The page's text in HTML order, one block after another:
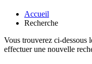
Accueil
Recherche
Vous trouverez ci-dessous
effectuer une nouvelle